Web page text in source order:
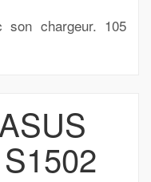
son chargeur. 105